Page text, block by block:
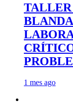
1 mes ago